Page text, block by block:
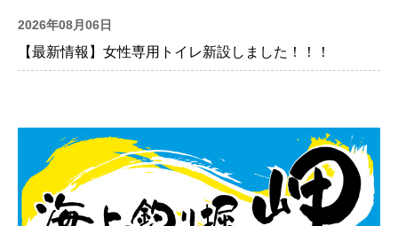
2026年08月06日
【最新情報】女性専用トイレ新設しました！！！